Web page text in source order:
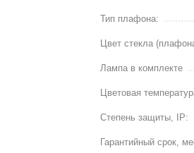
Тип плафона:
Цвет стекла
Лампа в комплекте
Цветовая
Степень защиты, IP:
Гарантийный срок,